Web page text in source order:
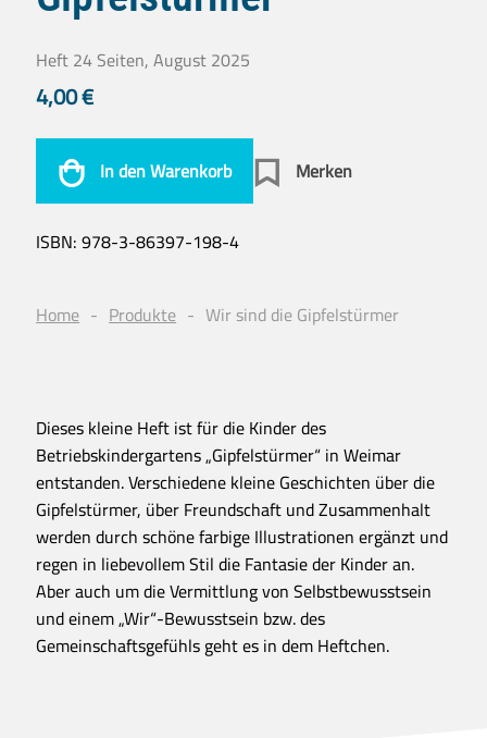
Heft 24 Seiten, August 2025
4,00€
In den Warenkorb Merken
ISBN:978-3-86397-198-4
Home Produkte Wir sind die Gipfelstürmer
Dieses kleine Heft ist für die Kinder des
Betriebskindergartens „Gipfelstürmer“ in Weimar
entstanden. Verschiedene kleine Geschichten über die
Gipfelstürmer, über Freundschaft und Zusammenhalt
werden durch schöne farbige Illustrationen ergänzt und
regen in liebevollem Stil die Fantasie der Kinder an.
Aber auch um die Vermittlung von Selbstbewusstsein
und einem „Wir“-Bewusstsein bzw. des
Gemeinschaftsgefühls geht es in dem Heftchen.